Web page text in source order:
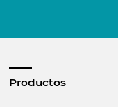
Productos